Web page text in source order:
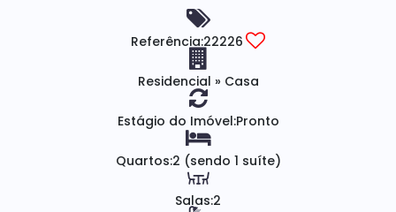
Referência:22226
Residencial » Casa
Estágio do Imóvel:Pronto
Quartos:2 (sendo 1 suíte)
Salas:2